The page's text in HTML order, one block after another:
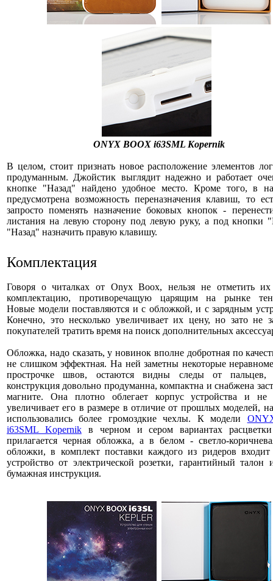
ONYX BOOX i63SML Kopernik
В целом, стоит признать новое расположение элементов
продуманным. Джойстик выглядит надежно и работает
кнопке "Назад" найдено удобное место. Кроме того, в
предусмотрена возможность переназначения клавиш, то
запросто поменять назначение боковых кнопок -
листания на левую сторону под левую руку, а под
"Назад" назначить правую клавишу.
Комплектация
Говоря о читалках от Onyx Boox, нельзя не отметить их
комплектацию, противоречащую царящим на рынке
Новые модели поставляются и с обложкой, и с зарядным
Конечно, это несколько увеличивает их цену, но зато не
покупателей тратить время на поиск дополнительных
Обложка, надо сказать, у новинок вполне добротная по
не слишком эффектная. На ней заметны некоторые
прострочке швов, остаются видны следы от пальцев,
конструкция довольно продуманна, компактна и снабжена
магните. Она плотно облегает корпус устройства и не
увеличивает его в размере в отличие от прошлых моделей,
использовались более громоздкие чехлы. К модели
i63SML Kopernikв черном и сером вариантах расцветки
прилагается черная обложка, а в белом - светло-
обложки, в комплект поставки каждого из ридеров входит
устройство от электрической розетки, гарантийный талон
бумажная инструкция.